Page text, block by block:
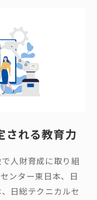
される教育力
人財育成に取り組
ンター東日本、日
日総テクニカルセ